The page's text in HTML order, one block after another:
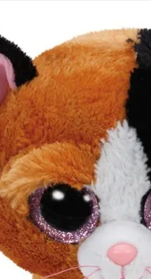
mascara
5º
paquita
6
harry potter
7º
palhaço
8º
kpop
9º
branca neve
10º